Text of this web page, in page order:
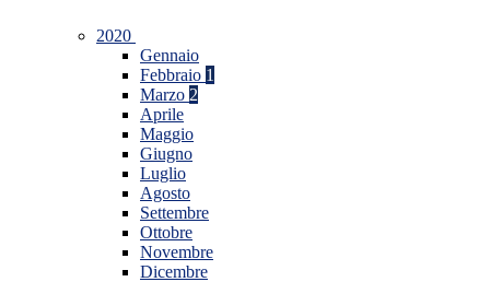
2020
Gennaio
Febbraio 1
Marzo 2
Aprile
Maggio
Giugno
Luglio
Agosto
Settembre
Ottobre
Novembre
Dicembre